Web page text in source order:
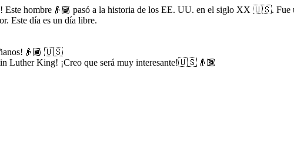
Este hombre👴🏾 pasó a la historia de los EE. UU. en el siglo XX 🇺🇸. Fue
Este día es un día libre.
🇺🇸
Luther King! ¡Creo que será muy interesante!🇺🇸👴🏾